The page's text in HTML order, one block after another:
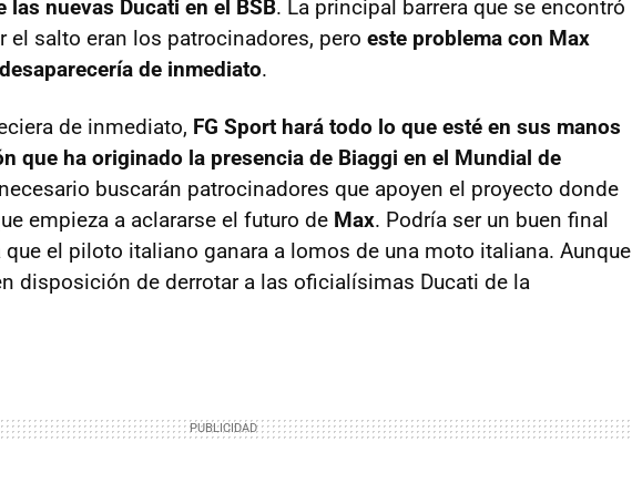
las nuevas Ducati en el BSB. La principal barrera que se encontró
el salto eran los patrocinadores, pero este problema con Max
de inmediato.
de inmediato, FG Sport hará todo lo que esté en sus manos
que ha originado la presencia de Biaggi en el Mundial de
buscarán patrocinadores que apoyen el proyecto donde
empieza a aclararse el futuro de Max. Podría ser un buen final
que el piloto italiano ganara a lomos de una moto italiana. Aunque
disposición de derrotar a las oficialísimas Ducati de la